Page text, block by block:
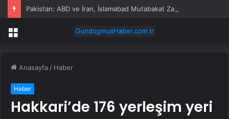
Menü
Anasayfa / Haber
Haber
Hakkari’de 176 yerleşim yeri